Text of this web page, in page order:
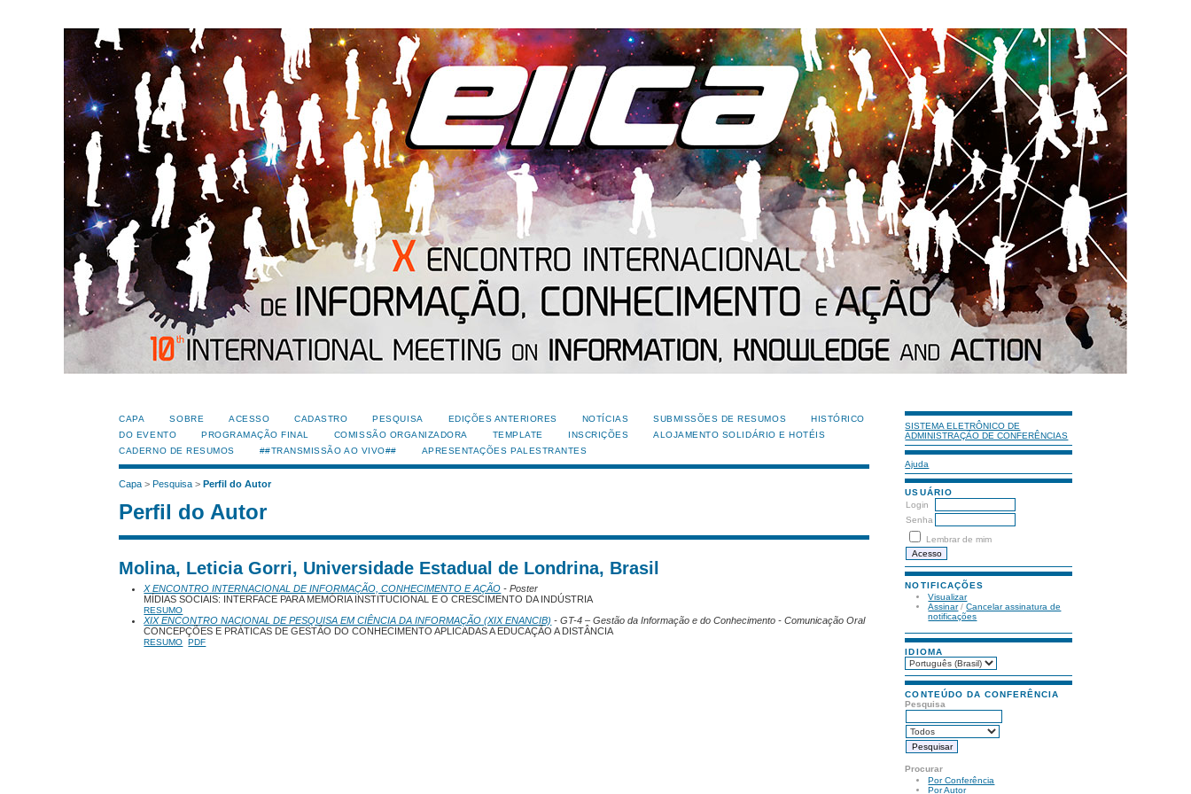
SISTEMA ELETRÔNICO DE
ADMINISTRAÇÃO DE CONFERÊNCIAS
Ajuda
USUÁRIO
Login
Senha
Lembrar de mim
NOTIFICAÇÕES
Visualizar
Assinar/Cancelar assinatura de
notificações
IDIOMA
CONTEÚDO DA CONFERÊNCIA
Pesquisa
Procurar
Por Conferência
Por Autor
CAPA SOBRE ACESSO CADASTRO PESQUISA EDIÇÕES ANTERIORES NOTÍCIAS SUBMISSÕES DE RESUMOS
HISTÓRICO
DO EVENTO
PROGRAMAÇÃO FINAL COMISSÃO ORGANIZADORA TEMPLATE INSCRIÇÕES
ALOJAMENTO SOLIDÁRIO E HOTÉIS
CADERNO DE RESUMOS
##TRANSMISSÃO AO VIVO## APRESENTAÇÕES PALESTRANTES
Capa >Pesquisa >Perfil do Autor
Perfil do Autor
Molina, Leticia Gorri, Universidade Estadual de Londrina, Brasil
X ENCONTRO INTERNACIONAL DE INFORMAÇÃO, CONHECIMENTO E AÇÃO - Poster
MÍDIAS SOCIAIS: INTERFACE PARA MEMÓRIA INSTITUCIONAL E O CRESCIMENTO DA INDÚSTRIA
RESUMO
XIX ENCONTRO NACIONAL DE PESQUISA EM CIÊNCIA DA INFORMAÇÃO (XIX ENANCIB) - GT-4 – Gestão da Informação e do Conhecimento - Comunicação Oral
CONCEPÇÕES E PRÁTICAS DE GESTÃO DO CONHECIMENTO APLICADAS A EDUCAÇÃO A DISTÂNCIA
RESUMO PDF